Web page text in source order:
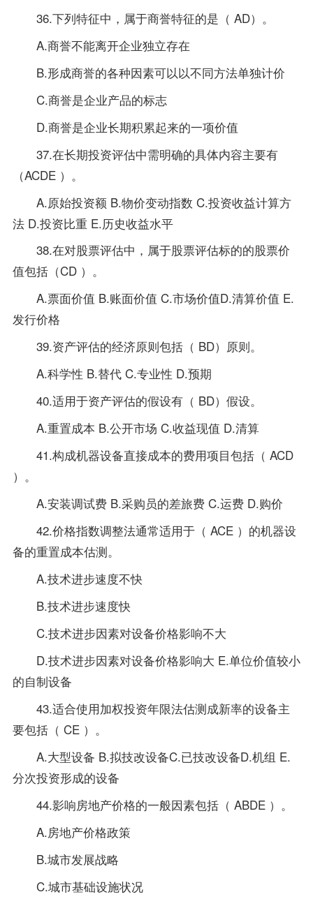
36.下列特征中，属于商誉特征的是（ AD）。
A.商誉不能离开企业独立存在
B.形成商誉的各种因素可以以不同方法单独计价
C.商誉是企业产品的标志
D.商誉是企业长期积累起来的一项价值
37.在长期投资评估中需明确的具体内容主要有
（ACDE ）。
A.原始投资额 B.物价变动指数 C.投资收益计算方
法 D.投资比重 E.历史收益水平
38.在对股票评估中，属于股票评估标的的股票价
值包括（CD ）。
A.票面价值 B.账面价值 C.市场价值D.清算价值 E.
发行价格
39.资产评估的经济原则包括（ BD）原则。
A.科学性 B.替代 C.专业性 D.预期
40.适用于资产评估的假设有（ BD）假设。
A.重置成本 B.公开市场 C.收益现值 D.清算
41.构成机器设备直接成本的费用项目包括（ ACD
）。
A.安装调试费 B.采购员的差旅费 C.运费 D.购价
42.价格指数调整法通常适用于（ ACE ）的机器设
备的重置成本估测。
A.技术进步速度不快
B.技术进步速度快
C.技术进步因素对设备价格影响不大
D.技术进步因素对设备价格影响大 E.单位价值较小
的自制设备
43.适合使用加权投资年限法估测成新率的设备主
要包括（ CE ）。
A.大型设备 B.拟技改设备C.已技改设备D.机组 E.
分次投资形成的设备
44.影响房地产价格的一般因素包括（ ABDE ）。
A.房地产价格政策
B.城市发展战略
C.城市基础设施状况